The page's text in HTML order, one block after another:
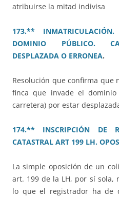
atribuirse la mitad indivisa
173.**
DOMINIO PÚBLICO.
DESPLAZADA O ERRONEA.
Resolución que confirma
finca que invade el
carretera) por estar
174.** INSCRIPCIÓN DE
CATASTRAL ART 199 LH.
La simple oposición de un
art. 199 de la LH, por sí
lo que el registrador ha de